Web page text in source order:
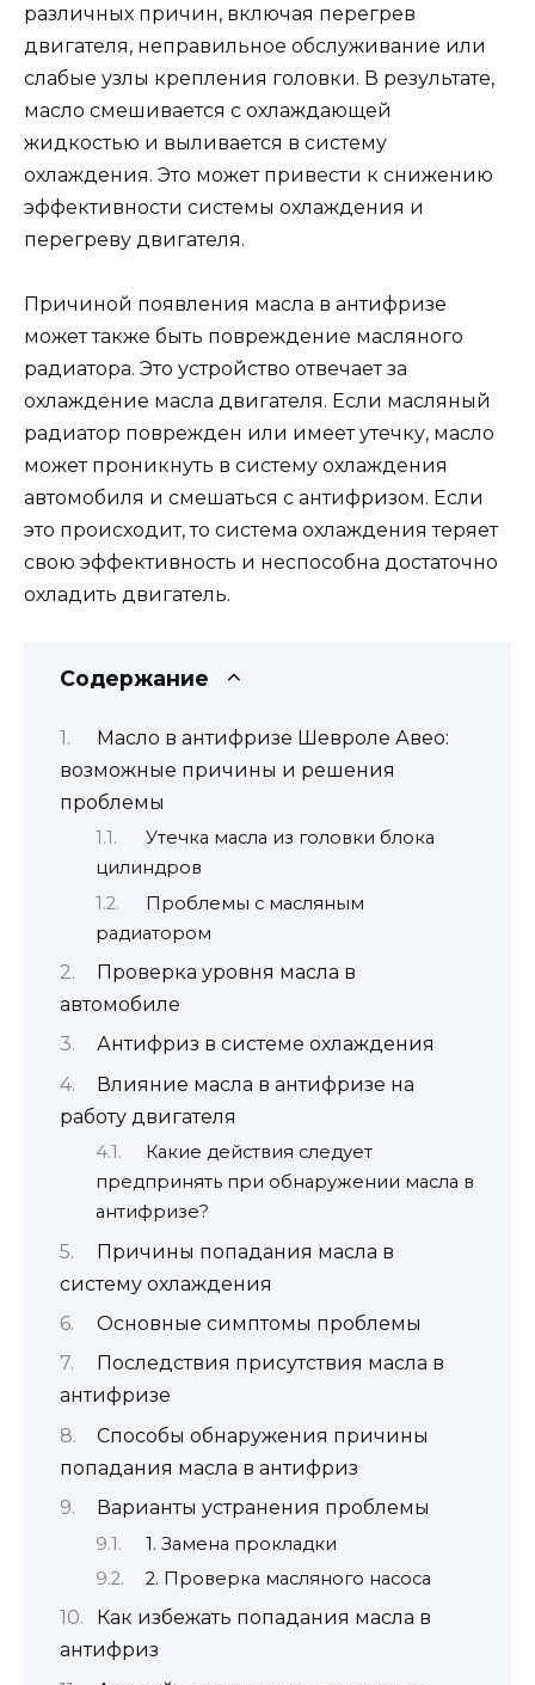
различных причин, включая перегрев
двигателя, неправильное обслуживание или
слабые узлы крепления головки. В результате,
масло смешивается с охлаждающей
жидкостью и выливается в систему
охлаждения. Это может привести к снижению
эффективности системы охлаждения и
перегреву двигателя.
Причиной появления масла в антифризе
может также быть повреждение масляного
радиатора. Это устройство отвечает за
охлаждение масла двигателя. Если масляный
радиатор поврежден или имеет утечку, масло
может проникнуть в систему охлаждения
автомобиля и смешаться с антифризом. Если
это происходит, то система охлаждения теряет
свою эффективность и неспособна достаточно
охладить двигатель.
Содержание
Масло в антифризе Шевроле Авео:
возможные причины и решения
проблемы
Утечка масла из головки блока
цилиндров
Проблемы с масляным
радиатором
Проверка уровня масла в
автомобиле
Антифриз в системе охлаждения
Влияние масла в антифризе на
работу двигателя
Какие действия следует
предпринять при обнаружении масла в
антифризе?
Причины попадания масла в
систему охлаждения
Основные симптомы проблемы
Последствия присутствия масла в
антифризе
Способы обнаружения причины
попадания масла в антифриз
Варианты устранения проблемы
1. Замена прокладки
2. Проверка масляного насоса
Как избежать попадания масла в
антифриз